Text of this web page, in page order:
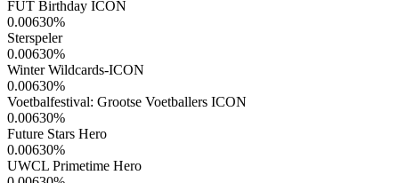
FUT Birthday ICON
0.00630%
Sterspeler
0.00630%
Winter Wildcards-ICON
0.00630%
Voetbalfestival: Grootse Voetballers ICON
0.00630%
Future Stars Hero
0.00630%
UWCL Primetime Hero